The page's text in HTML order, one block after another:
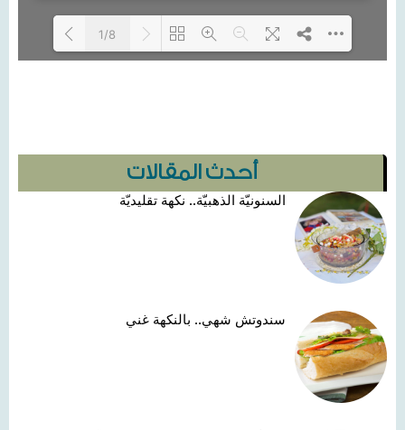
أحدث المقالات
السنونيّة الذهبيّة.. نكهة تقليديّة
سندوتش شهي.. بالنكهة غني
1/8